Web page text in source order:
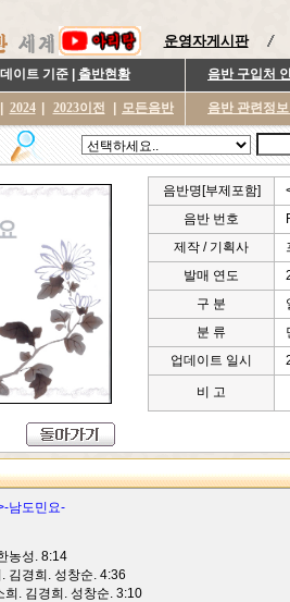
운영자게시판
이트 기준 | 출반현황 음반 구입처
2024 2023이전 모든음반 음반 관련정
음반명[부제포함]
음반 번호
제작 / 기획사
발매 연도
구 분
분 류
업데이트 일시
비 고
남도민요-
농성. 8:14
김경희. 성창순. 4:36
희. 김경희. 성창순. 3:10